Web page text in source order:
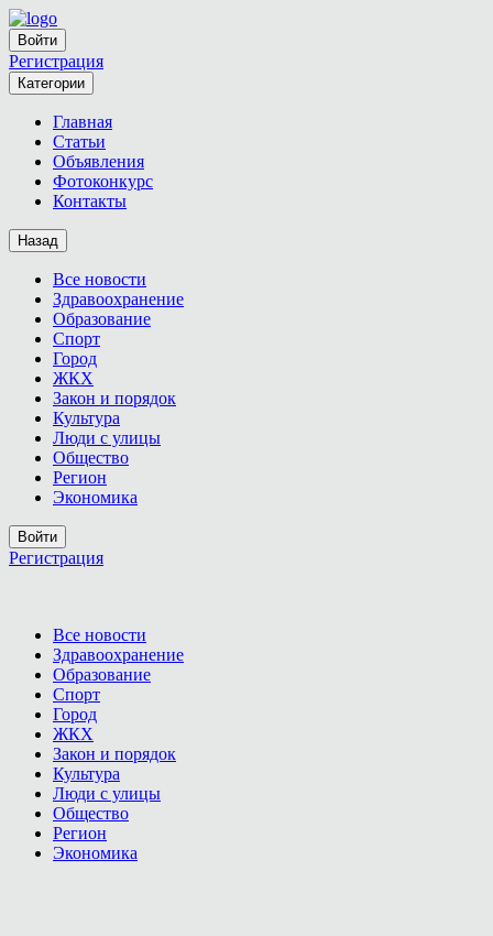
Войти
Регистрация
Категории
Главная
Статьи
Объявления
Фотоконкурс
Контакты
Назад
Все новости
Здравоохранение
Образование
Спорт
Город
ЖКХ
Закон и порядок
Культура
Люди с улицы
Общество
Регион
Экономика
Войти
Регистрация
Все новости
Здравоохранение
Образование
Спорт
Город
ЖКХ
Закон и порядок
Культура
Люди с улицы
Общество
Регион
Экономика